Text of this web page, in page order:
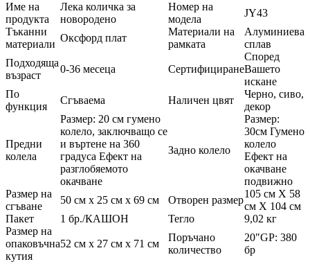
Име на
продукта
Лека количка за
новородено
Номер на
модела
JY43
Тъканни
материали
Оксфорд плат
Материали на
рамката
Алуминиева
сплав
Подходяща
възраст
0-36 месеца Сертифициране
Според
Вашето
искане
По
функция
Сгъваема Наличен цвят
Черно, сиво,
декор
Предни
колела
Размер: 20 см гумено
колело, заключващо се
и въртене на 360
градуса Ефект на
разглобяемото
окачване
Задно колело
Размер:
30см Гумено
колело
Ефект на
окачване
подвижно
Размер на
сгъване
50 см х 25 см х 69 см Отворен размер
105 см X 58
см X 104 см
Пакет
1 бр./КАШОН Тегло
9,02 кг
Размер на
опаковъчна
кутия
52 см х 27 см х 71 см
Поръчано
количество
20"GP: 380
бр